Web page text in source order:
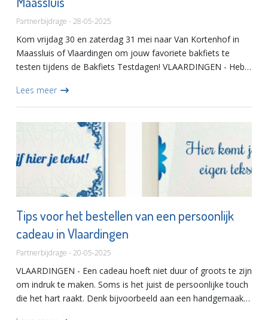
Partnerbijdrage - 28-05-2025
Kom vrijdag 30 en zaterdag 31 mei naar Van Kortenhof in
Maassluis of Vlaardingen om jouw favoriete bakfiets te
testen tijdens de Bakfiets Testdagen! VLAARDINGEN - Heb
n...
Lees meer
Tips voor het bestellen van een persoonlijk
cadeau in Vlaardingen
Partnerbijdrage - 20-05-2025
VLAARDINGEN - Een cadeau hoeft niet duur of groots te zijn
om indruk te maken. Soms is het juist de persoonlijke touch
die het hart raakt. Denk bijvoorbeeld aan een handgemaakt